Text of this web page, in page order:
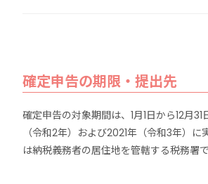
確定申告の期限・提出先
確定申告の対象期間は、1月1日から12月
（令和2年）および2021年（令和3年）
は納税義務者の居住地を管轄する税務署で